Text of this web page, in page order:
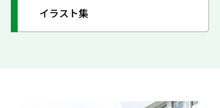
イラスト集